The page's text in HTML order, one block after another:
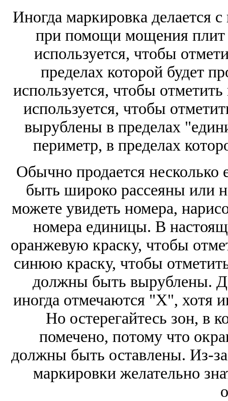
Иногда маркировка делается
при помощи мощения
используется, чтобы
пределах которой будет
используется, чтобы
используется, чтобы
вырублены в пределах
периметр, в пределах
Обычно продается несколько
быть широко рассеяны или
можете увидеть номера,
номера единицы. В
оранжевую краску, чтобы
синюю краску, чтобы
должны быть вырублены.
иногда отмечаются "Х", хотя
Но остерегайтесь зон, в
помечено, потому что
должны быть оставлены. Из-
маркировки желательно